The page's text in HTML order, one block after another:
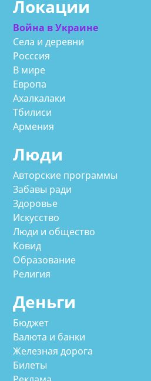
Локации
Война в Украине
Села и деревни
Росссия
В мире
Европа
Ахалкалаки
Тбилиси
Армения
Люди
Авторские программы
Забавы ради
Здоровье
Искусство
Люди и общество
Ковид
Образование
Религия
Деньги
Бюджет
Валюта и банки
Железная дорога
Билеты